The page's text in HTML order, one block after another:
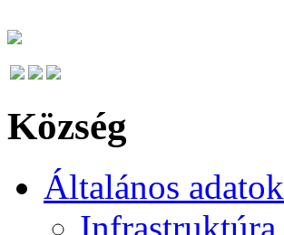
Község
Általános adatok
Infrastruktúra